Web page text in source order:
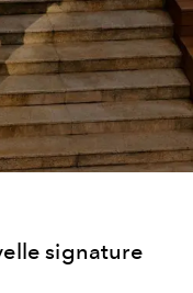
signature